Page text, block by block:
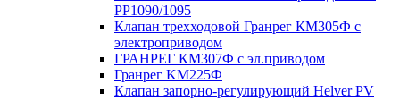
PP1090/1095
Клапан трехходовой Гранрег КМ305Ф с
электроприводом
ГРАНРЕГ КМ307Ф с эл.приводом
Гранрег KM225Ф
Клапан запорно-регулирующий Helver PV